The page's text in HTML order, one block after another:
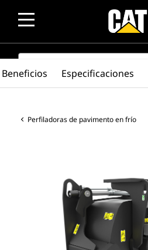
SEARCH
Perfiladoras de pavimento en frío
Beneficios Especificaciones